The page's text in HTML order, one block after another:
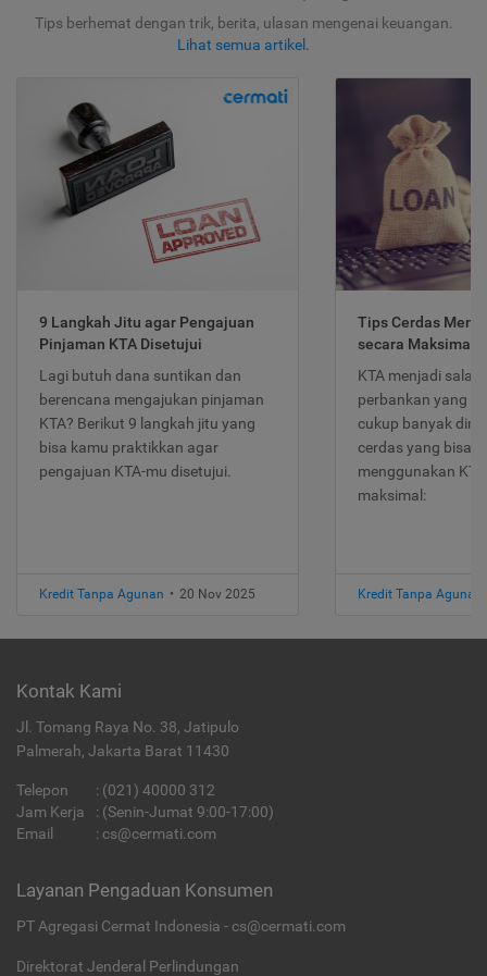
Tips berhemat dengan trik, berita, ulasan mengenai keuangan.
Lihat semua artikel .
9 Langkah Jitu agar Pengajuan
Pinjaman KTA Disetujui
Lagi butuh dana suntikan dan
berencana mengajukan pinjaman
KTA? Berikut 9 langkah jitu yang
bisa kamu praktikkan agar
pengajuan KTA-mu disetujui.
Kredit Tanpa Agunan • 20 Nov 2025
Tips Cerdas
secara Maksimal
KTA menjadi
perbankan yang
cukup banyak
cerdas yang bisa
menggunakan
maksimal:
Kredit Tanpa Agunan
Kontak Kami
Jl. Tomang Raya No. 38, Jatipulo
Palmerah, Jakarta Barat 11430
Telepon : (021) 40000 312
Jam Kerja
: (Senin-Jumat 9:00-17:00)
Email
: cs@cermati.com
Layanan Pengaduan Konsumen
PT Agregasi Cermat Indonesia - cs@cermati.com
Direktorat Jenderal Perlindungan